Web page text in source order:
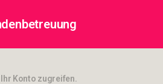
Konto zugreifen.